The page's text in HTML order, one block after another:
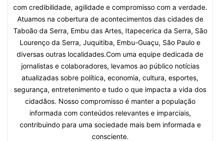
com credibilidade, agilidade e compromisso com a verdade.
Atuamos na cobertura de acontecimentos das cidades de
Taboão da Serra, Embu das Artes, Itapecerica da Serra, São
Lourenço da Serra, Juquitiba, Embu-Guaçu, São Paulo e
diversas outras localidades.Com uma equipe dedicada de
jornalistas e colaboradores, levamos ao público notícias
atualizadas sobre política, economia, cultura, esportes,
segurança, entretenimento e tudo o que impacta a vida dos
cidadãos. Nosso compromisso é manter a população
informada com conteúdos relevantes e imparciais,
contribuindo para uma sociedade mais bem informada e
consciente.